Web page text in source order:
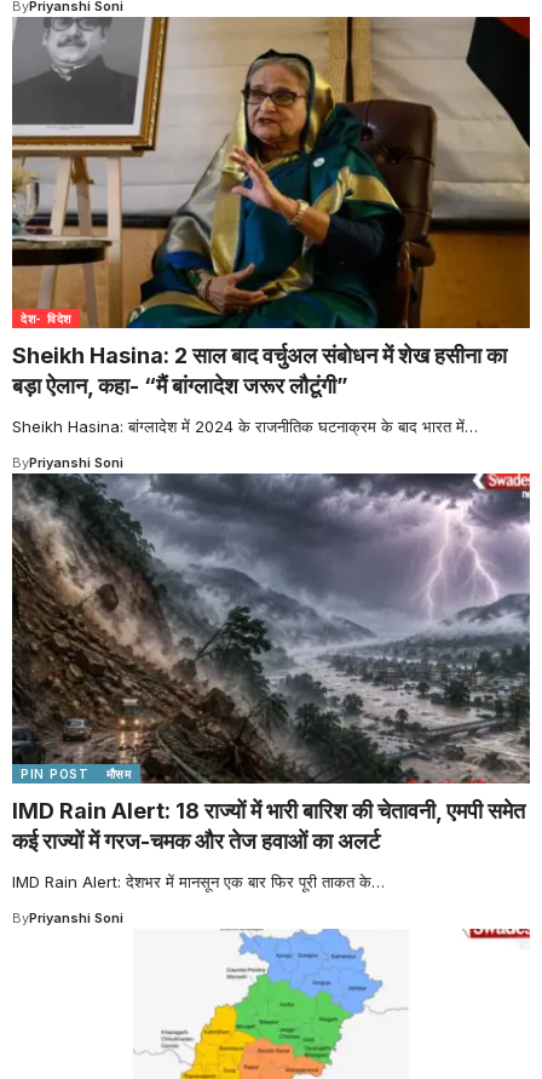
ByPriyanshi Soni
देश- विदेश
Sheikh Hasina: 2 साल बाद वर्चुअल संबोधन में शेख हसीना का
बड़ा ऐलान, कहा- “मैं बांग्लादेश जरूर लौटूंगी”
Sheikh Hasina: बांग्लादेश में 2024 के राजनीतिक घटनाक्रम के बाद भारत में…
ByPriyanshi Soni
PIN POST मौसम
IMD Rain Alert: 18 राज्यों में भारी बारिश की चेतावनी, एमपी समेत
कई राज्यों में गरज-चमक और तेज हवाओं का अलर्ट
IMD Rain Alert: देशभर में मानसून एक बार फिर पूरी ताकत के…
ByPriyanshi Soni